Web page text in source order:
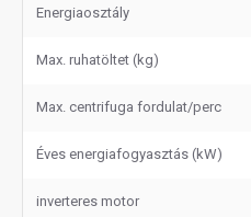
Energiaosztály
Max. ruhatöltet (kg)
Max. centrifuga fordulat/perc
Éves energiafogyasztás (kW)
inverteres motor